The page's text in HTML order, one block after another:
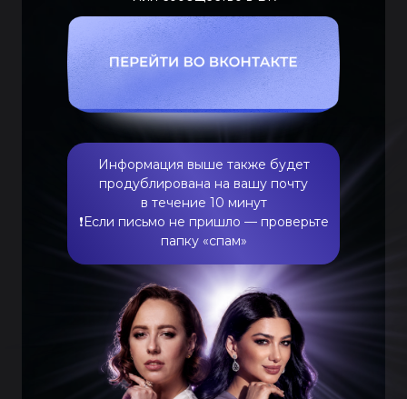
Информация выше также будет
продублирована на вашу почту
в течение 10 минут
❗️Если письмо не пришло — проверьте
папку «спам»